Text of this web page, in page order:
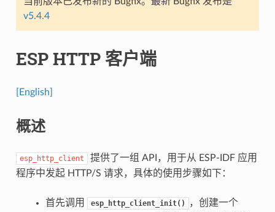
v5.4.4
ESP HTTP 客户端
[English]
概述
esp_http_client
提供了一组 API，用于从 ESP-IDF 应用
程序中发起 HTTP/S 请求，具体的使用步骤如下：
首先调用 esp_http_client_init() ，创建一个